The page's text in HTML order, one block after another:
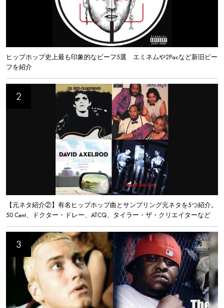
ヒップホップ史上最も印象的なビーフ5選 エミネムや2Pacなど新旧ビー
フを紹介
【元ネタ紹介②】有名ヒップホップ曲とサンプリング元ネタを5つ紹介。
50 Cent、ドクター・ドレー、ATCQ、タイラー・ザ・クリエイターなど